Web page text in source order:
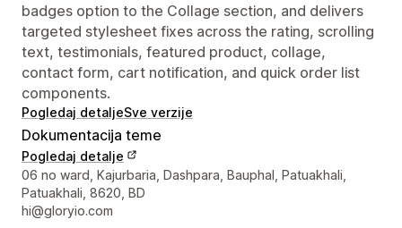
badges option to the Collage section, and delivers
targeted stylesheet fixes across the rating, scrolling
text, testimonials, featured product, collage,
contact form, cart notification, and quick order list
components.
Pogledaj detaljeSve verzije
Dokumentacija teme
Pogledaj detalje
Podaci za kontakt dizajnera
06 no ward, Kajurbaria, Dashpara, Bauphal, Patuakhali,
Patuakhali, 8620, BD
hi@gloryio.com